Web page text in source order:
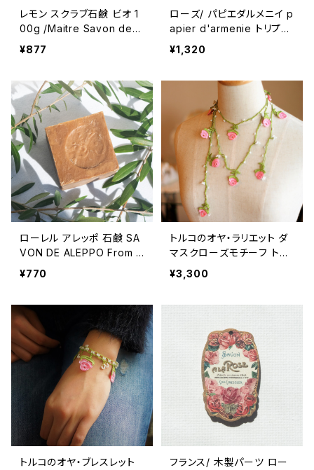
レモン スクラブ石鹸 ビオ 1
00g /Maitre Savon de
Marseille/メートル・サボ
¥877
ローズ/ パピエダルメニイ p
apier d'armenie トリプル
ローズ ROSE BOOKLET
¥1,320
ローレル アレッポ 石鹸 SA
VON DE ALEPPO From S
yria アレッポ産石鹸 アラブ
¥770
トルコのオヤ・ラリエット ダ
マスクローズモチーフ トル
コアクセサリー Oya
¥3,300
トルコのオヤ・ブレスレット
フランス/ 木製パーツ ロー